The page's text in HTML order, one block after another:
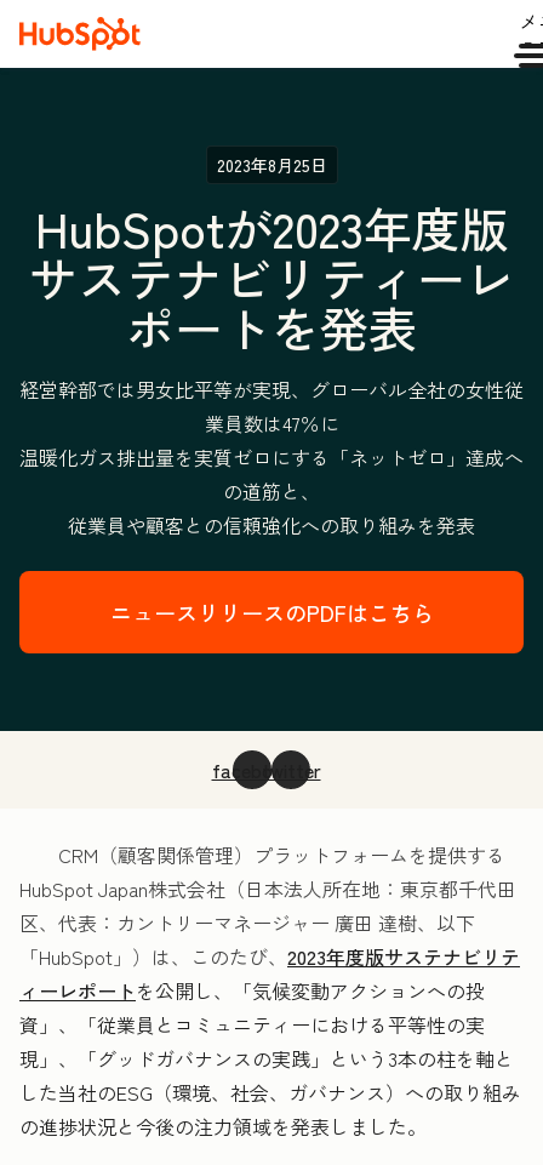
2023年8月25日
HubSpotが2023年度版
サステナビリティーレ
ポートを発表
経営幹部では男女比平等が実現、グローバル全社の女性従
業員数は47％に
温暖化ガス排出量を実質ゼロにする「ネットゼロ」達成へ
の道筋と、
従業員や顧客との信頼強化への取り組みを発表
ニュースリリースのPDFはこちら
facebooktwitter
CRM（顧客関係管理）プラットフォームを提供する
HubSpot Japan株式会社（日本法人所在地：東京都千代田
区、代表：カントリーマネージャー 廣田 達樹、以下
「HubSpot」）は、このたび、 2023年度版サステナビリテ
ィーレポートを公開し、「気候変動アクションへの投
資」、「従業員とコミュニティーにおける平等性の実
現」、「グッドガバナンスの実践」という3本の柱を軸と
した当社のESG（環境、社会、ガバナンス）への取り組み
の進捗状況と今後の注力領域を発表しました。